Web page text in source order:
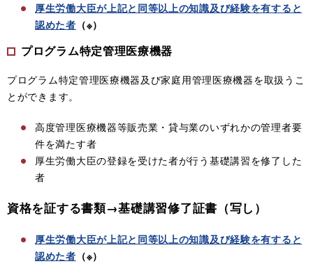
厚生労働大臣が上記と同等以上の知識及び経験を有すると
認めた者 （※）
プログラム特定管理医療機器
プログラム特定管理医療機器及び家庭用管理医療機器を取扱うこ
とができます。
高度管理医療機器等販売業・貸与業のいずれかの管理者要
件を満たす者
厚生労働大臣の登録を受けた者が行う基礎講習を修了した
者
資格を証する書類→基礎講習修了証書（写し）
厚生労働大臣が上記と同等以上の知識及び経験を有すると
認めた者 （※）